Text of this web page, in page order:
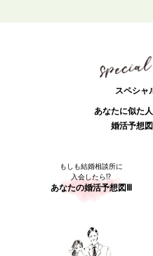
スペシャ
あなたに似た
婚活予想
もしも結婚相談所に
入会したら⁉
あなたの婚活予想図Ⅲ